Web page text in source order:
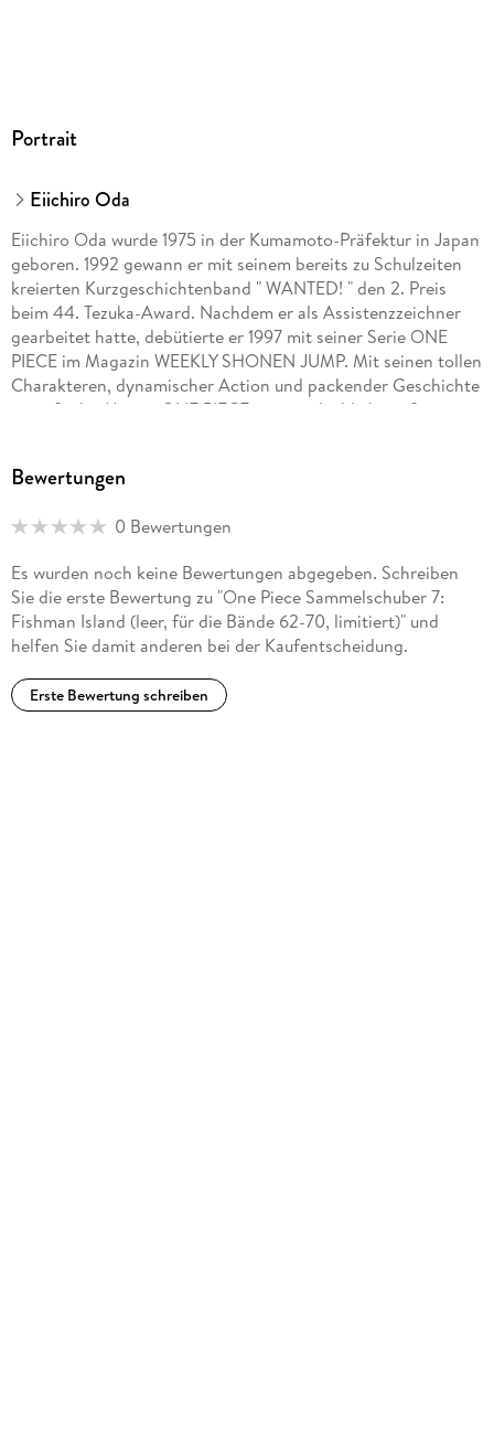
Portrait
Eiichiro Oda
Eiichiro Oda wurde 1975 in der Kumamoto-Präfektur in Japan
geboren. 1992 gewann er mit seinem bereits zu Schulzeiten
kreierten Kurzgeschichtenband " WANTED! " den 2. Preis
beim 44. Tezuka-Award. Nachdem er als Assistenzzeichner
gearbeitet hatte, debütierte er 1997 mit seiner Serie ONE
PIECE im Magazin WEEKLY SHONEN JUMP. Mit seinen tollen
Charakteren, dynamischer Action und packender Geschichte
genießt der Manga ONE PIECE eine unglaublich große
multimedial große Erfolge: die Serie wurde als Anime
u. v. m. Die Serie hat auch in Europa und den USA unzählige
dreimonatlich bei Carlsen, außerdem sind mehrere Guides
und Romane sowie der Kurzgeschichtenband WANTED
erschienen!
Antje Bockel wurde in Wülfrath in Nordrhein-Westfalen
geboren, studierte Japanologie und Linguistik in Marburg und
Bewertungen
0 Bewertungen
Es wurden noch keine Bewertungen abgegeben. Schreiben
Sie die erste Bewertung zu "One Piece Sammelschuber 7:
Fishman Island (leer, für die Bände 62-70, limitiert)" und
helfen Sie damit anderen bei der Kaufentscheidung.
Erste Bewertung schreiben